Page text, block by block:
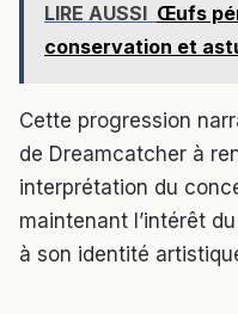
LIRE AUSSI Œufs
conservation et
Cette progression
de Dreamcatcher à
interprétation du
maintenant l’intérêt
à son identité